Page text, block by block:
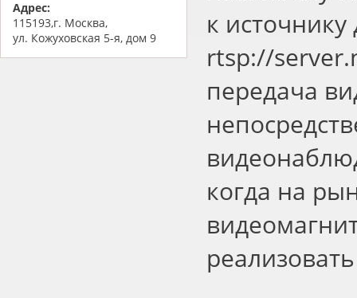
Адрес:
115193,г. Москва,
ул. Кожуховская 5-я, дом 9
к
rtsp://
передача
когда на